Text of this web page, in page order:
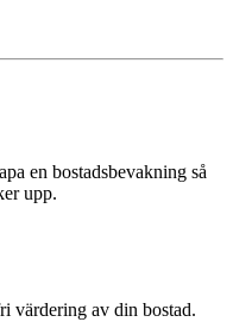
en bostadsbevakning så
upp.
värdering av din bostad.